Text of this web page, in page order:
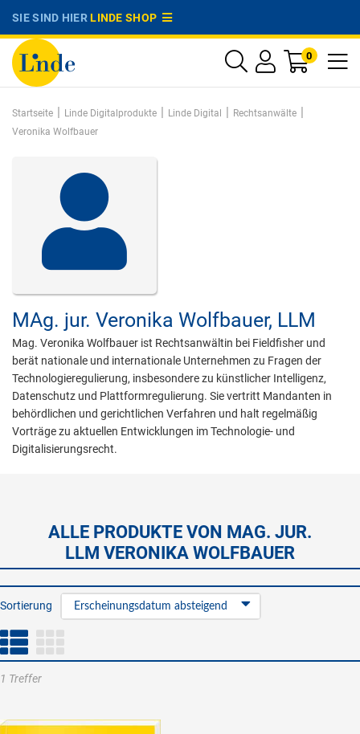
SIE SIND HIERLINDE SHOP
0
Startseite | Linde Digitalprodukte | Linde Digital | Rechtsanwälte |
Veronika Wolfbauer
MAg. jur. Veronika Wolfbauer, LLM
Mag. Veronika Wolfbauer ist Rechtsanwältin bei Fieldfisher und
berät nationale und internationale Unternehmen zu Fragen der
Technologieregulierung, insbesondere zu künstlicher Intelligenz,
Datenschutz und Plattformregulierung. Sie vertritt Mandanten in
behördlichen und gerichtlichen Verfahren und halt regelmäßig
Vorträge zu aktuellen Entwicklungen im Technologie- und
Digitalisierungsrecht.
ALLE PRODUKTE VON MAG. JUR.
LLM VERONIKA WOLFBAUER
Sortierung Erscheinungsdatum absteigend
1 Treffer